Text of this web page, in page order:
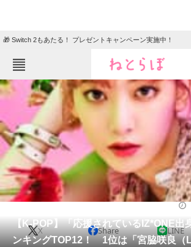
🎁 Switch 2もあたる！ プレゼントキャンペーン実施中！
ねとらぼメニュー
ニュース
エンタメ
グルメ 地域
住まい 教育・育児
動物 リサーチ
会員記事
【K-POP】「応援されているIZ*ONE出
ンキングTOP12！ 1位は「宮脇咲良（
X Share LINE